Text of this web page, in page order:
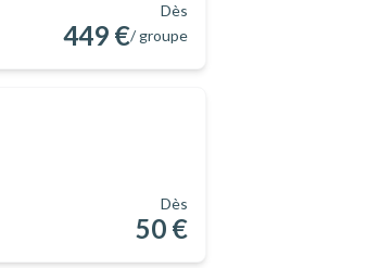
Dès
449 €/ groupe
Dès
50 €